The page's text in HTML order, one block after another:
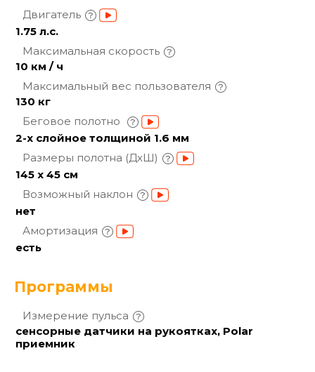
Двигатель
1.75 л.с.
Максимальная скорость
10 км / ч
Максимальный вес пользователя
130 кг
Беговое полотно
2-х слойное толщиной 1.6 мм
Размеры полотна (ДхШ)
145 х 45 см
Возможный наклон
нет
Амортизация
есть
Программы
Измерение пульса
сенсорные датчики на рукоятках, Polar
приемник